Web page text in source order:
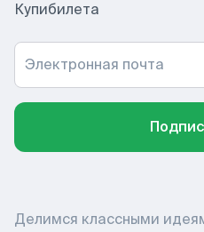
Купибилета
Электронная почта
Делимся классными